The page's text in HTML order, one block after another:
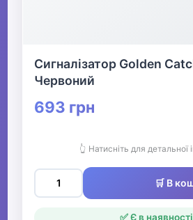
Сигналізатор Golden
Червоний
693 грн
👆 Натисніть для детальної
🛒 В
✅ Є в наявності